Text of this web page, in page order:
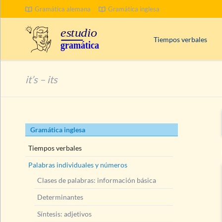
Gramática alemana Gramática inglesa
Tiempos verbales
Tiempos compuestos
(Present
BUSCAR
it’s – its
Saltar
navegación
Gramática inglesa
Tiempos verbales
Palabras individuales y números
Clases de palabras: información básica
Determinantes
Síntesis: adjetivos